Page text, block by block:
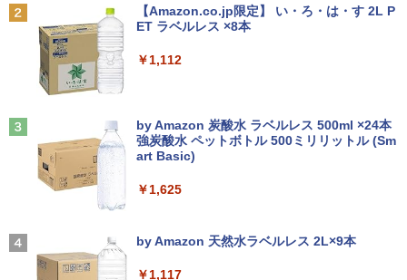
【期間限定破格金額！】新生活 新古品 W
in11搭載 パソコンノートパソコンoffice
5.6型 インテル高速CPU ランダムで発送
￥12,980
ールド 初期化済み 動作確認済み2638003
￥18,594
まで】 モニター 21.5型 液晶ディスプレ
イ ベゼル ディスプレイ 液晶モニター PC
nc 21.5インチ 角度調節 FullHD ブルー
￥9,480
【3年保証】PS5対応 23.8型 液晶モニタ
ター 液晶 液晶モニター 液晶ディスプレ
イ 23.8インチ パソコンモニター 新品 Fe
uVision FSID24BF0SI フュービジョン
￥1,650
￥5,990
ラック
￥14,990
レスイヤホン bluetooth イヤホン V12 小型
軽量 ブルートゥースHi-Fi 最大36時間再生 ぶ
るーとゅーす コードレス ENCノイズキャン
[Explicit]
￥250
【Amazon.co.jp限定】 い・ろ・は・す 2L P
ET ラベルレス ×8本
￥1,112
by Amazon 炭酸水 ラベルレス 500ml ×24本
強炭酸水 ペットボトル 500ミリリットル (Sm
art Basic)
￥1,625
by Amazon 天然水ラベルレス 2L×9本
￥1,117